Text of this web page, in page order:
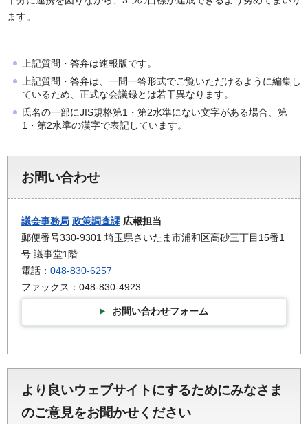
ます。
上記質問・答弁は速報版です。
上記質問・答弁は、一問一答形式でご覧いただけるように編集し
ているため、正式な会議録とは若干異なります。
氏名の一部にJIS規格第1・第2水準にない文字がある場合、第
1・第2水準の漢字で表記しています。
お問い合わせ
議会事務局 政策調査課 広報担当
郵便番号330-9301 埼玉県さいたま市浦和区高砂三丁目15番1
号 議事堂1階
電話： 048-830-6257
ファックス：048-830-4923
お問い合わせフォーム
より良いウェブサイトにするためにみなさま
のご意見をお聞かせください